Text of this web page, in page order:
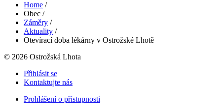
Home /
Obec /
Záměry /
Aktuality /
Otevírací doba lékárny v Ostrožské Lhotě
© 2026 Ostrožská Lhota
Přihlásit se
Kontaktujte nás
Prohlášení o přístupnosti